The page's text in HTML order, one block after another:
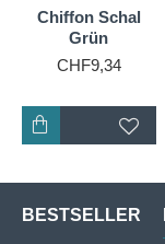
Chiffon Schal
Grün
CHF9,34
BESTSELLER